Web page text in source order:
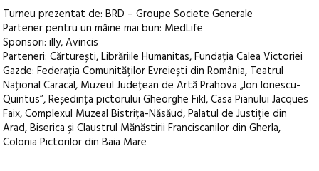
Turneu prezentat de: BRD – Groupe Societe Generale
Partener pentru un mâine mai bun: MedLife
Sponsori: illy, Avincis
Parteneri: Cărturești, Librăriile Humanitas, Fundația Calea Victoriei
Gazde: Federația Comunităților Evreiești din România, Teatrul
Național Caracal, Muzeul Județean de Artă Prahova „Ion Ionescu-
Quintus”, Reședința pictorului Gheorghe Fikl, Casa Pianului Jacques
Faix, Complexul Muzeal Bistrița-Năsăud, Palatul de Justiție din
Arad, Biserica și Claustrul Mănăstirii Franciscanilor din Gherla,
Colonia Pictorilor din Baia Mare